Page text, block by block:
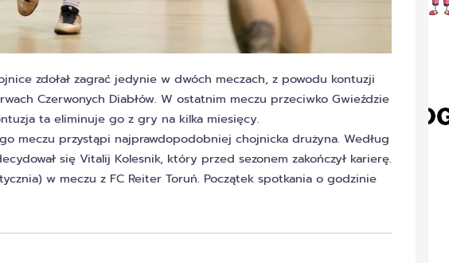
zdołał zagrać jedynie w dwóch meczach, z powodu kontuzji
Czerwonych Diabłów. W ostatnim meczu przeciwko Gwieździe
ta eliminuje go z gry na kilka miesięcy.
meczu przystąpi najprawdopodobniej chojnicka drużyna. Według
się Vitalij Kolesnik, który przed sezonem zakończył karierę.
w meczu z FC Reiter Toruń. Początek spotkania o godzinie